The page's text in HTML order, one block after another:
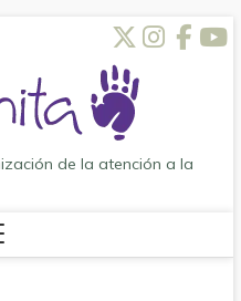
de la atención a la